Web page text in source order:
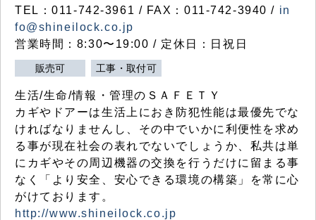
TEL：011-742-3961 / FAX：011-742-3940 / in
fo@shineilock.co.jp
営業時間：8:30〜19:00 / 定休日：日祝日
販売可 工事・取付可
生活/生命/情報・管理のＳＡＦＥＴＹ
カギやドアーは生活上におき防犯性能は最優先でな
ければなりませんし、その中でいかに利便性を求め
る事が現在社会の表れでないでしょうか、私共は単
にカギやその周辺機器の交換を行うだけに留まる事
なく「より安全、安心できる環境の構築」を常に心
がけております。
http://www.shineilock.co.jp